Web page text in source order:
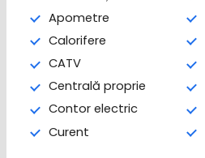
Apometre
Calorifere
CATV
Centrală proprie
Contor electric
Curent